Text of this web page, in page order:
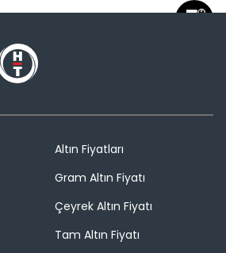
Altın Fiyatları
Gram Altın Fiyatı
Çeyrek Altın Fiyatı
Tam Altın Fiyatı